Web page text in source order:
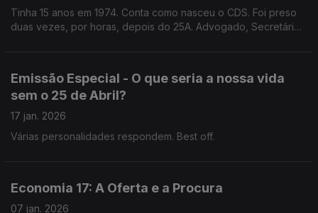
Tinha 15 anos em 1974. Conta como nasceu o CDS. Foi preso
duas vezes, por horas, depois do 25A. Advogado, Secretário
Emissão Especial - O que seria a nossa vida
sem o 25 de Abril?
17 jan. 2026
Várias personalidades respondem. Best off.
Economia 17: A Oferta e a Procura
07 jan. 2026